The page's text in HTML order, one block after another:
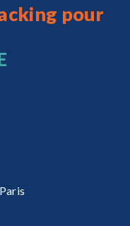
pour